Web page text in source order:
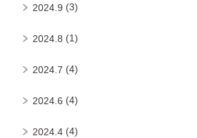
2024.9 (3)
2024.8 (1)
2024.7 (4)
2024.6 (4)
2024.4 (4)